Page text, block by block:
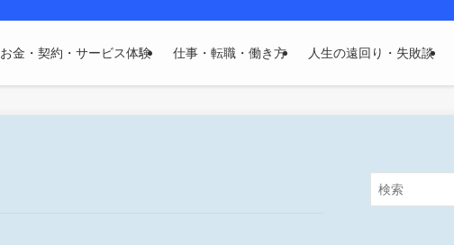
お金・契約・サービス体験 仕事・転職・働き方 人生の遠回り・失敗談